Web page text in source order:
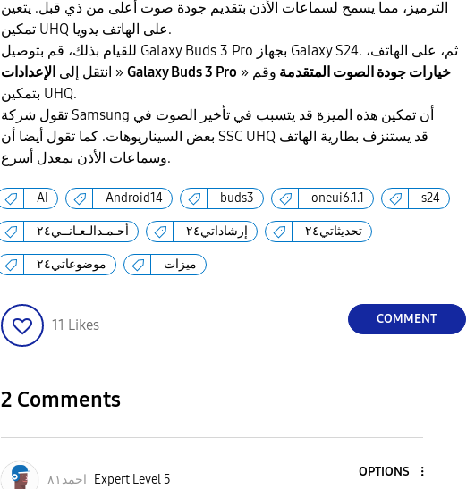
الترميز، مما يسمح لسماعات الأذن بتقديم جودة صوت أعلى من ذي قبل. يتعين
تمكين UHQ على الهاتف يدويا.
للقيام بذلك، قم بتوصيل Galaxy Buds 3 Pro بجهاز Galaxy S24. ثم، على الهاتف،
انتقل إلى الإعدادات » Galaxy Buds 3 Pro » خيارات جودة الصوت المتقدمة وقم
بتمكين UHQ.
تقول شركة Samsung أن تمكين هذه الميزة قد يتسبب في تأخير الصوت في
بعض السيناريوهات. كما تقول أيضا أن SSC UHQ قد يستنزف بطارية الهاتف
وسماعات الأذن بمعدل أسرع.
AI Android14 buds3 oneui6.1.1 s24
أحـمـدالـعـانــي٢٤ إرشاداتي٢٤ تحديثاتي٢٤
موضوعاتي٢٤ ميزات
11 Likes COMMENT
2 Comments
احمد٨١ Expert Level 5
OPTIONS